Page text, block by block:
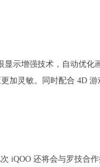
显示增强技术，自动优
加灵敏。同时配合 4D
iQOO 还将会与罗技合